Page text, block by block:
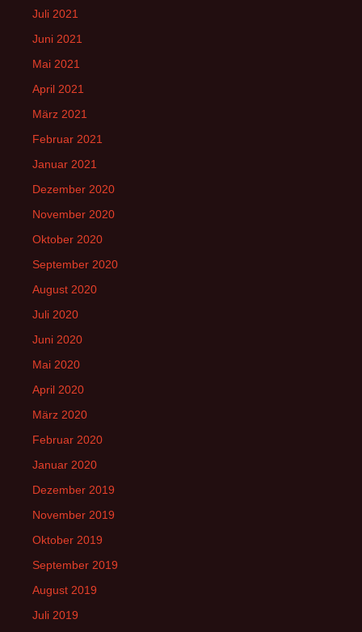
Juli 2021
Juni 2021
Mai 2021
April 2021
März 2021
Februar 2021
Januar 2021
Dezember 2020
November 2020
Oktober 2020
September 2020
August 2020
Juli 2020
Juni 2020
Mai 2020
April 2020
März 2020
Februar 2020
Januar 2020
Dezember 2019
November 2019
Oktober 2019
September 2019
August 2019
Juli 2019